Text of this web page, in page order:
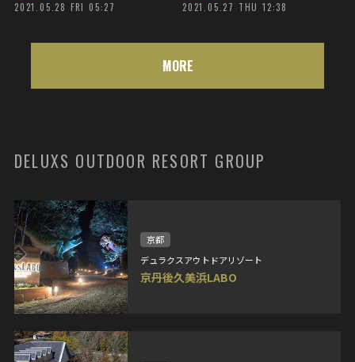
2021.05.28 FRI 05:27
2021.05.27 THU 12:38
MORE
DELUXS OUTDOOR RESORT GROUP
京都
デュラクスアウトドアリゾート
京丹後久美浜LABO